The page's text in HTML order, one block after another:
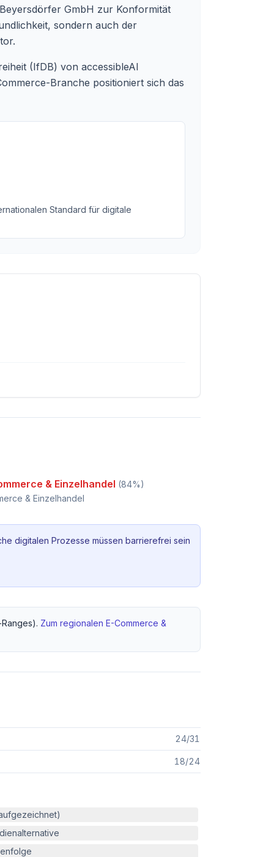
GmbH zur Konformität
sondern auch der
(IfDB) von accessibleAI
Branche positioniert sich das
Standard für digitale
& Einzelhandel (84%)
& Einzelhandel
digitalen Prozesse müssen barrierefrei sein
Zum regionalen E-Commerce &
24/31
18/24